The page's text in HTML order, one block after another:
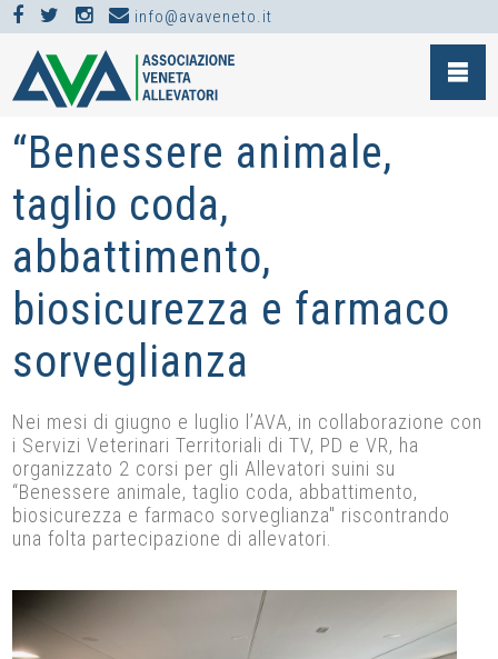
info@avaveneto.it
NEWS >CORSI >
“BENESSERE ANIMALE, TAGLIO CODA, ABBATTIMENTO,
BIOSICUREZZA E FARMACO SORVEGLIANZA
“Benessere animale,
taglio coda,
abbattimento,
biosicurezza e farmaco
sorveglianza
Nei mesi di giugno e luglio l’AVA, in collaborazione con
i Servizi Veterinari Territoriali di TV, PD e VR, ha
organizzato 2 corsi per gli Allevatori suini su
“Benessere animale, taglio coda, abbattimento,
biosicurezza e farmaco sorveglianza" riscontrando
una folta partecipazione di allevatori.